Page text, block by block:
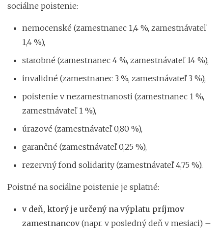
sociálne poistenie:
nemocenské (zamestnanec 1,4 %, zamestnávateľ
1,4 %),
starobné (zamestnanec 4 %, zamestnávateľ 14 %),
invalidné (zamestnanec 3 %, zamestnávateľ 3 %),
poistenie v nezamestnanosti (zamestnanec 1 %,
zamestnávateľ 1 %),
úrazové (zamestnávateľ 0,80 %),
garančné (zamestnávateľ 0,25 %),
rezervný fond solidarity (zamestnávateľ 4,75 %).
Poistné na sociálne poistenie je splatné:
v deň, ktorý je určený na výplatu príjmov
zamestnancov(napr. v posledný deň v mesiaci) –